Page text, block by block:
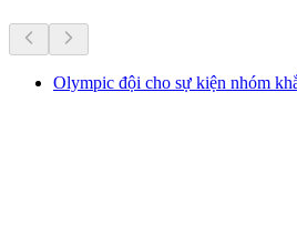
Olympic đội cho sự kiện nhóm